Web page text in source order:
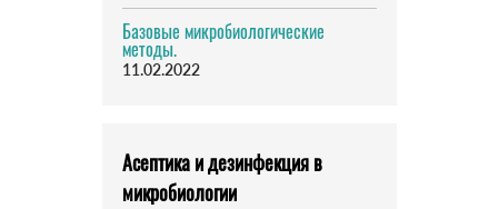
Базовые микробиологические
методы.
11.02.2022
Асептика и дезинфекция в
микробиологии